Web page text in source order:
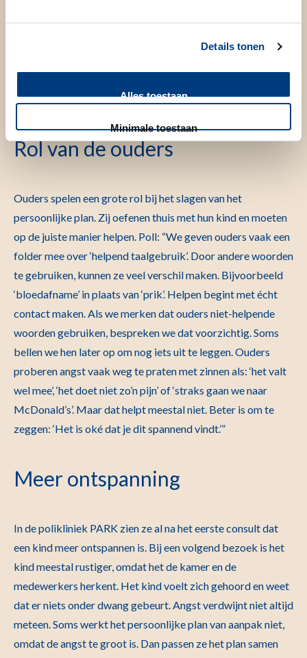
Details tonen
Alles toestaan
Minimale toestaan
grenzen heen. Als het kind er klaar voor is, doen we de echte
bloedafname in dezelfde ruimte. Elk kind krijgt een
medische settings.”
Rol van de ouders
Ouders spelen een grote rol bij het slagen van het
persoonlijke plan. Zij oefenen thuis met hun kind en moeten
op de juiste manier helpen. Poll: “We geven ouders vaak een
folder mee over ‘helpend taalgebruik’. Door andere woorden
te gebruiken, kunnen ze veel verschil maken. Bijvoorbeeld
‘bloedafname’ in plaats van ‘prik’. Helpen begint met écht
contact maken. Als we merken dat ouders niet-helpende
woorden gebruiken, bespreken we dat voorzichtig. Soms
bellen we hen later op om nog iets uit te leggen. Ouders
proberen angst vaak weg te praten met zinnen als: ‘het valt
wel mee’, ‘het doet niet zo’n pijn’ of ‘straks gaan we naar
McDonald’s’. Maar dat helpt meestal niet. Beter is om te
zeggen: ‘Het is oké dat je dit spannend vindt.’”
Meer ontspanning
In de polikliniek PARK zien ze al na het eerste consult dat
een kind meer ontspannen is. Bij een volgend bezoek is het
kind meestal rustiger, omdat het de kamer en de
medewerkers herkent. Het kind voelt zich gehoord en weet
dat er niets onder dwang gebeurt. Angst verdwijnt niet altijd
meteen. Soms werkt het persoonlijke plan van aanpak niet,
omdat de angst te groot is. Dan passen ze het plan samen